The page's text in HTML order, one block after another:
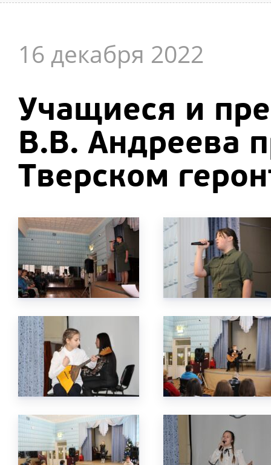
16 декабря 2022
Учащиеся и
В.В. Андреева
Тверском